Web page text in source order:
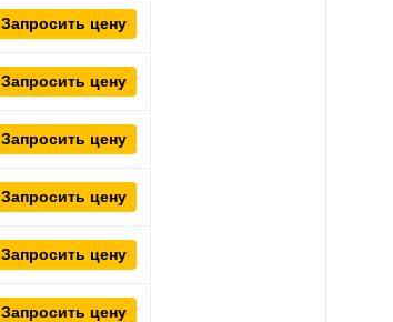
Запросить цену
Запросить цену
Запросить цену
Запросить цену
Запросить цену
Запросить цену